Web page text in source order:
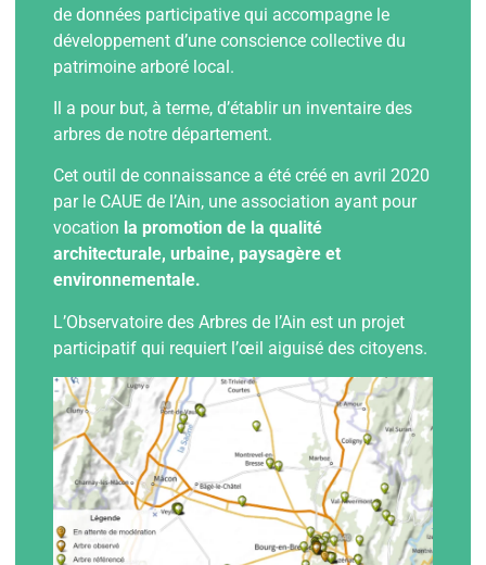
de données participative qui accompagne le
développement d’une conscience collective du
patrimoine arboré local.
Il a pour but, à terme, d’établir un inventaire des
arbres de notre département.
Cet outil de connaissance a été créé en avril 2020
par le CAUE de l’Ain, une association ayant pour
vocation la promotion de la qualité
architecturale, urbaine, paysagère et
environnementale.
L’Observatoire des Arbres de l’Ain est un projet
participatif qui requiert l’œil aiguisé des citoyens.